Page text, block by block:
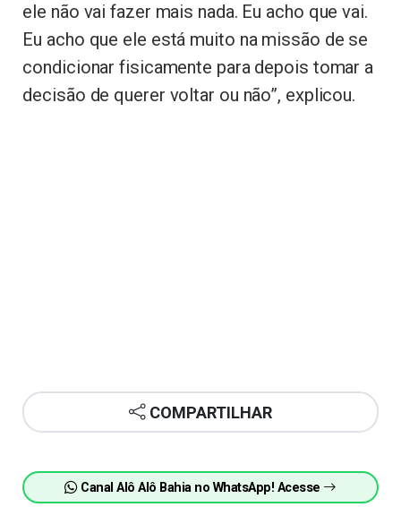
ele não vai fazer mais nada. Eu acho que vai.
Eu acho que ele está muito na missão de se
condicionar fisicamente para depois tomar a
decisão de querer voltar ou não”, explicou.
COMPARTILHAR
Canal Alô Alô Bahia no WhatsApp! Acesse